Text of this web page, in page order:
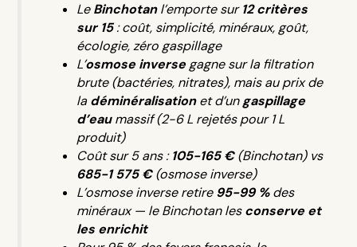
LeBinchotanl’emporte sur12 critères
sur 15: coût, simplicité, minéraux, goût,
écologie, zéro gaspillage
L’osmose inversegagne sur la filtration
brute (bactéries, nitrates), mais au prix de
la déminéralisationet d’ungaspillage
d’eaumassif (2-6 L rejetés pour 1 L
produit)
Coût sur 5 ans :105-165 €(Binchotan) vs
685-1 575 €(osmose inverse)
L’osmose inverse retire95-99 %des
minéraux — le Binchotan lesconserve et
les enrichit